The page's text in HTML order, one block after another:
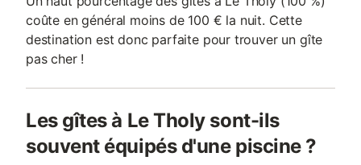
coûte en général moins de 100 € la nuit. Cette
destination est donc parfaite pour trouver un gîte
pas cher !
Les gîtes à Le Tholy sont-ils
souvent équipés d'une piscine ?